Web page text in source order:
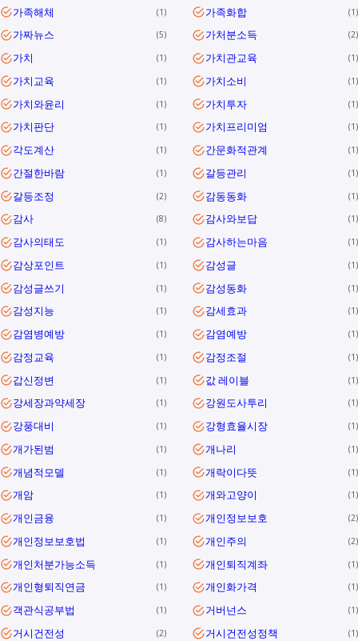
가족해체 1 가족화합 1
가짜뉴스 5 가처분소득 2
가치 1 가치관교육 1
가치교육 1 가치소비 1
가치와윤리 1 가치투자 1
가치판단 1 가치프리미엄 1
각도계산 1 간문화적관계 1
간절한바람 1 갈등관리 1
갈등조정 2 감동동화 1
감사 8 감사와보답 1
감사의태도 1 감사하는마음 1
감상포인트 1 감성글 1
감성글쓰기 1 감성동화 1
감성지능 1 감세효과 1
감염병예방 1 감염예방 1
감정교육 1 감정조절 1
갑신정변 1 값 레이블 1
강세장과약세장 1 강원도사투리 1
강풍대비 1 강형효율시장 1
개가된범 1 개나리 1
개념적모델 1 개락이다뜻 1
개암 1 개와고양이 1
개인금융 1 개인정보보호 2
개인정보보호법 1 개인주의 2
개인처분가능소득 1 개인퇴직계좌 1
개인형퇴직연금 1 개인화가격 1
객관식공부법 1 거버넌스 1
거시건전성 2 거시건전성정책 1